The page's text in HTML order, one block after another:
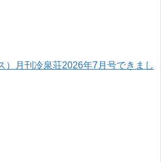
）月刊冷泉荘2026年7月号できまし